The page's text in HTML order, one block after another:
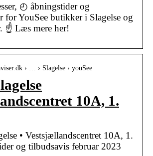
◴ åbningstider og
for YouSee butikker i Slagelse og
☝ Læs mere her!
› … › Slagelse › youSee
10A, 1.
• Vestsjællandscentret 10A, 1.
og tilbudsavis februar 2023